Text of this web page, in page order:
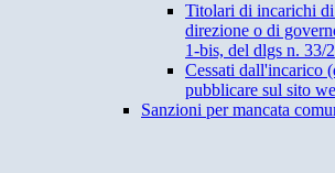
Titolari di incarichi
direzione o di
1-bis, del dlgs n. 33/
Cessati dall'incarico
pubblicare sul sito
Sanzioni per mancata